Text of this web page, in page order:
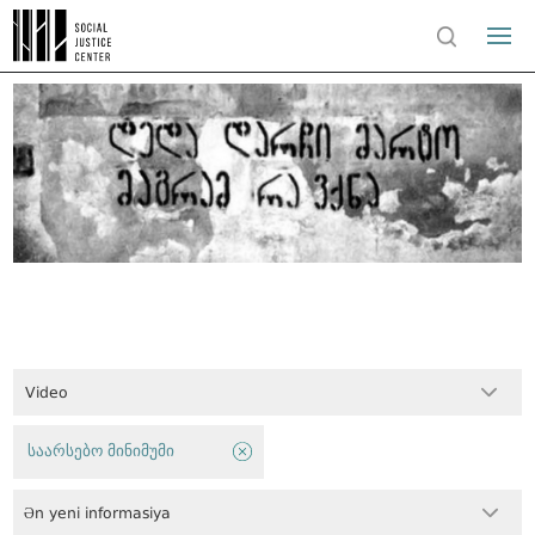
Video
საარსებო მინიმუმი
Ən yeni informasiya